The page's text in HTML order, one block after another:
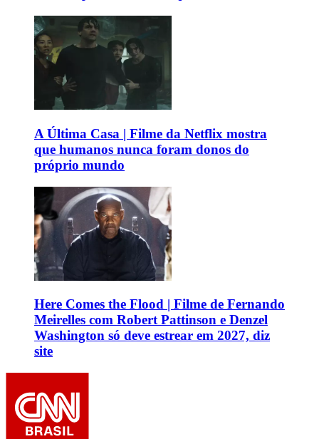
A Última Casa | Filme da Netflix mostra
que humanos nunca foram donos do
próprio mundo
Here Comes the Flood | Filme de Fernando
Meirelles com Robert Pattinson e Denzel
Washington só deve estrear em 2027, diz
site